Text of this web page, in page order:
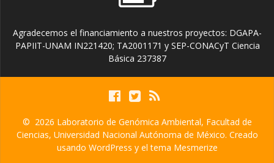
Agradecemos el financiamiento a nuestros proyectos: DGAPA-
PAPIIT-UNAM IN221420; TA2001171 y SEP-CONACyT Ciencia
Básica 237387
© 2026 Laboratorio de Genómica Ambiental, Facultad de
Ciencias, Universidad Nacional Autónoma de México. Creado
usando WordPress y eltema Mesmerize